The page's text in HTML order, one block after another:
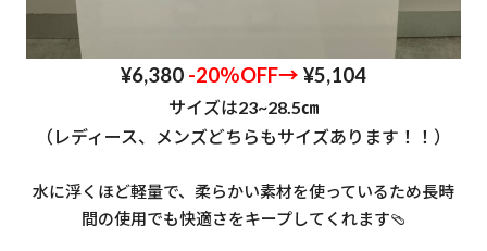
¥6,380 -20％OFF→ ¥5,104
サイズは23~28.5㎝
（レディース、メンズどちらもサイズあります！！）
水に浮くほど軽量で、柔らかい素材を使っているため長時
間の使用でも快適さをキープしてくれます🩴